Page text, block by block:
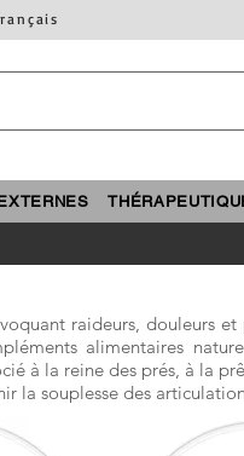
raideurs, douleurs
alimentaires
à la reine des prés, à la
souplesse des